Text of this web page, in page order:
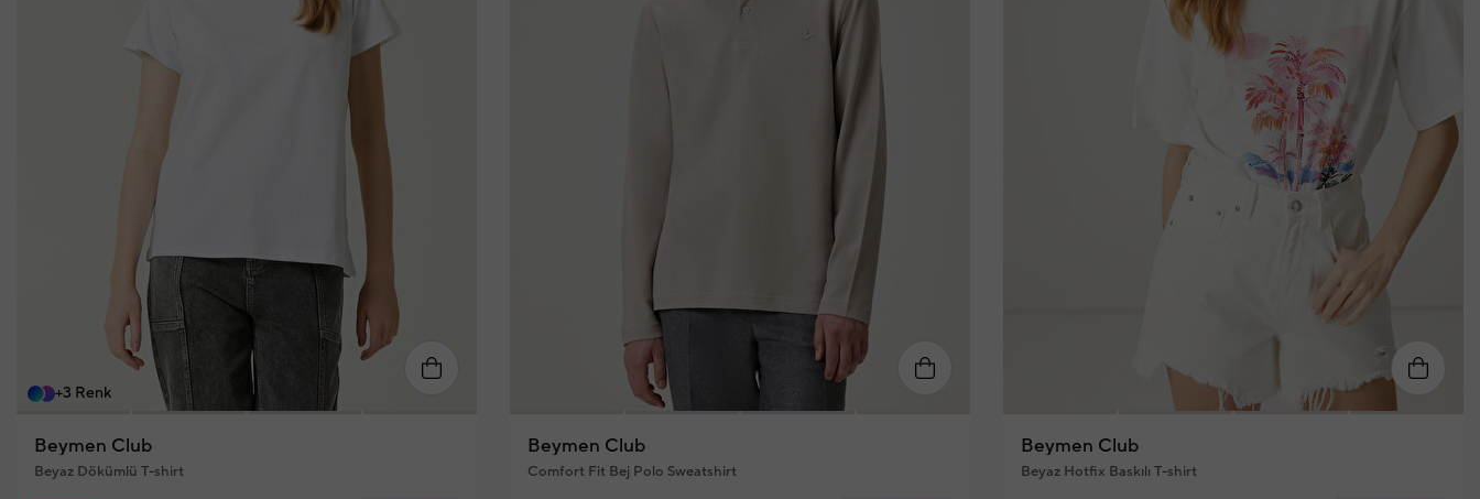
XS L
+3 Renk
Beymen Club
Beyaz Dökümlü T-shirt
S M XL XXL
Beymen Club
Comfort Fit Bej Polo Sweatshirt
L
Beymen Club
Beyaz Hotfix Baskılı T-shirt